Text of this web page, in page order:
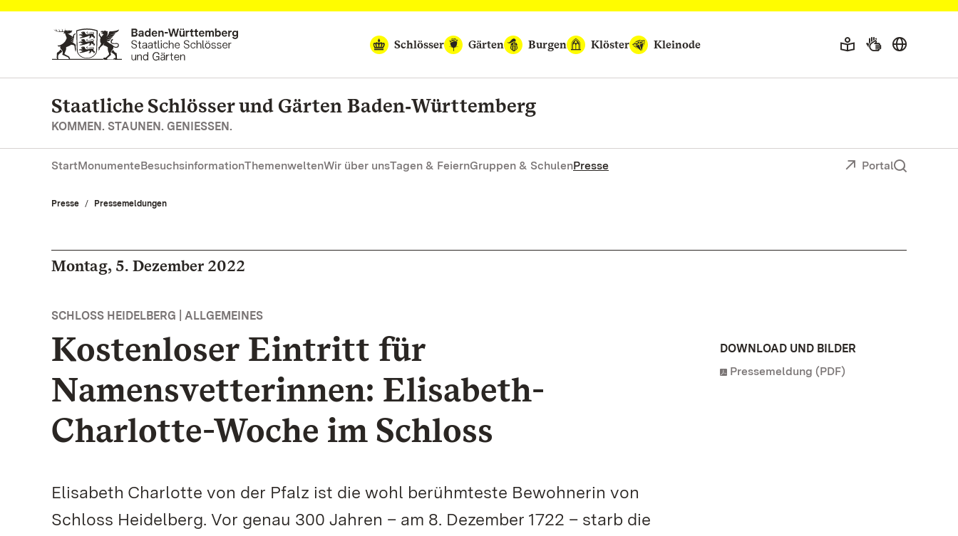
Zum Hauptinhalt springen
Schlösser
Gärten Burgen Klöster Kleinode
Staatliche Schlösser und Gärten Baden‑Württemberg
KOMMEN. STAUNEN. GENIESSEN.
StartMonumenteBesuchsinformationThemenweltenWir über unsTagen & FeiernGruppen & SchulenPresse Portal
Presse Pressemeldungen
Montag, 5. Dezember 2022
SCHLOSS HEIDELBERG | ALLGEMEINES
Kostenloser Eintritt für
Namensvetterinnen: Elisabeth-
Charlotte-Woche im Schloss
Elisabeth Charlotte von der Pfalz ist die wohl berühmteste Bewohnerin von
Schloss Heidelberg. Vor genau 300 Jahren – am 8. Dezember 1722 – starb die
DOWNLOAD UND BILDER
Pressemeldung (PDF)